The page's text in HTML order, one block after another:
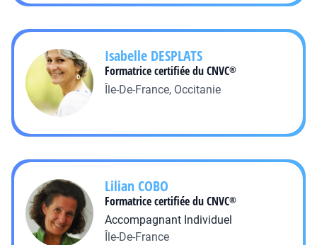
Isabelle DESPLATS
Formatrice certifiée du CNVC®
Île-De-France, Occitanie
LilianCOBO
Formatrice certifiée du CNVC®
Accompagnant Individuel
Île-De-France